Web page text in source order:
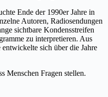
Ende der 1990er Jahre in
Autoren, Radiosendungen
sichtbare Kondensstreifen
zu interpretieren. Aus
sich über die Jahre
Menschen Fragen stellen.